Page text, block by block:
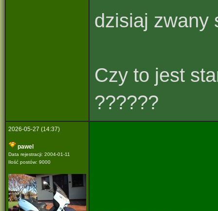
dzisiaj zwany
Czy to jest
??????
2026-05-27 (14:37)
pawel
Data rejestracji: 2004-01-11
Ilość postów: 9000